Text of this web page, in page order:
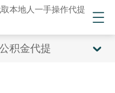
积金代提